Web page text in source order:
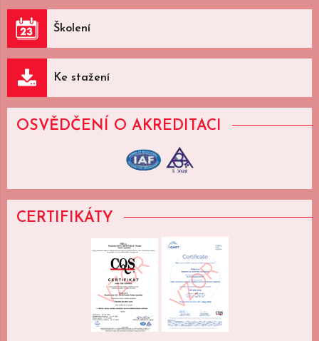
Školení
Ke stažení
OSVĚDČENÍ O AKREDITACI
CERTIFIKÁTY